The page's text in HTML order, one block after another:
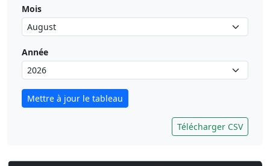
Mois
Année
Mettre à jour le tableau
Télécharger CSV